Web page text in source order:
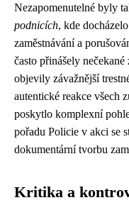
Nezapomenutelné byly
podnicích, kde
zaměstnávání a
často přinášely
objevily závažnější
autentické reakce všech
poskytlo komplexní
pořadu Policie v akci se
dokumentární tvorbu
Kritika a